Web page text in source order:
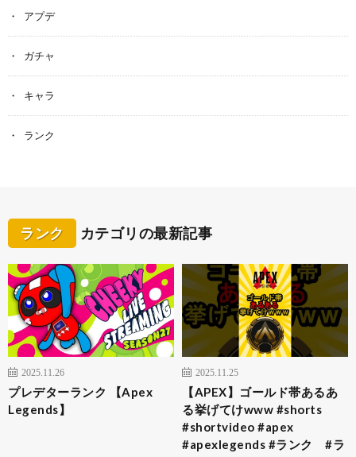
アプデ
ガチャ
キャラ
ランク
ランク カテゴリの最新記事
2025.11.26
プレデターランク 【Apex
Legends】
2025.11.25
【APEX】ゴールド帯あるあ
る挙げてけwww #shorts
#shortvideo #apex
#apexlegends #ランク #ラ